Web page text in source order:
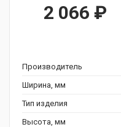
2 066 ₽
Производитель
Ширина, мм
Тип изделия
Высота, мм